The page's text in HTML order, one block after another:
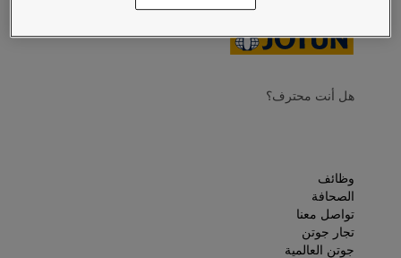
عينات ألوان جوتن
إلهام ألوان الدهان الداخلي
إلهام ألوان الدهان الخارجي
أحجز خدمات الدهان
Contact Us
البحث عن موزع جوتن
مستندات المنتجات
هل أنت محترف؟
وظائف
الصحافة
تواصل معنا
تجار جوتن
جوتن العالمية